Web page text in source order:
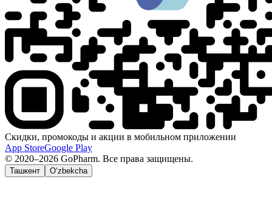
Скидки, промокоды и акции в мобильном приложении
App StoreGoogle Play
© 2020–2026 GoPharm. Все права защищены.
Ташкент O‘zbekcha